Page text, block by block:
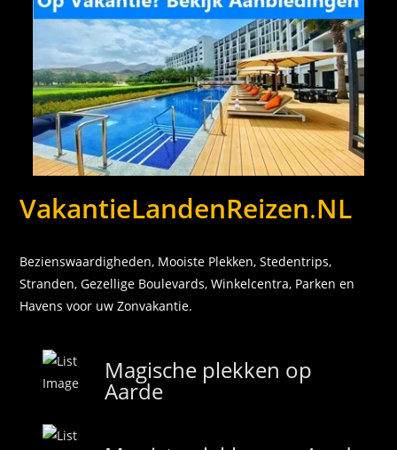
VakantieLandenReizen.NL
Bezienswaardigheden, Mooiste Plekken, Stedentrips,
Stranden, Gezellige Boulevards, Winkelcentra, Parken en
Havens voor uw Zonvakantie.
Magische plekken op
Aarde